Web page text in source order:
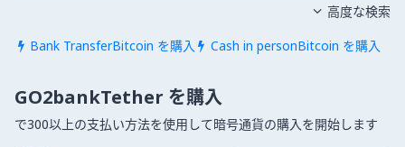
 Bank TransferBitcoin を購入  Cash in personBitcoin を購入
 高度な検索
GO2bankTether を購入
で300以上の支払い方法を使用して暗号通貨の購入を開始します